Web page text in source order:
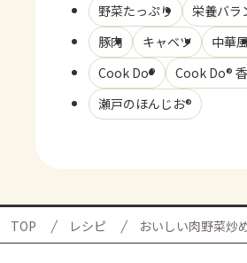
野菜たっぷり
栄養バラ
豚肉
キャベツ 中華
Cook Do®
Cook Do®
瀬戸のほんじお®
TOP レシピ おいしい肉野菜炒